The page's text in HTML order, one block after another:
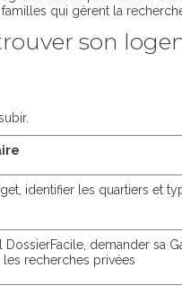
qui gèrent la
son
identifier les quartiers et
demander sa
recherches privées